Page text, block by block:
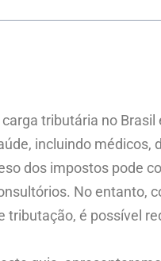
carga tributária no
incluindo médicos,
dos impostos pode
No entanto,
tributação, é possível